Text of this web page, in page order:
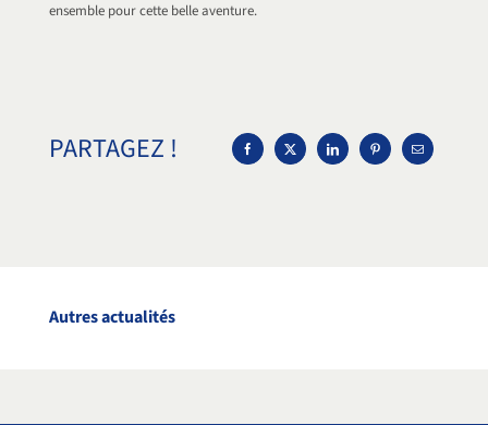
ensemble pour cette belle aventure.
PARTAGEZ !
Autres actualités